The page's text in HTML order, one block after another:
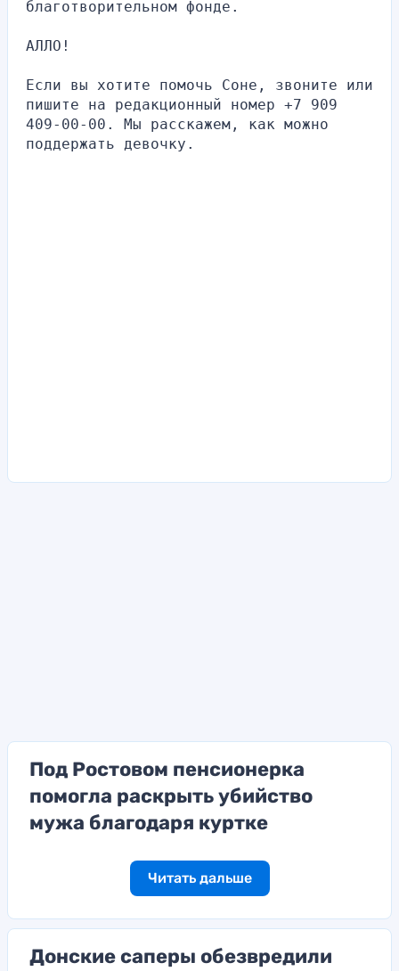
благотворительном фонде.
АЛЛО!
Если вы хотите помочь Соне, звоните или
пишите на редакционный номер +7 909
409-00-00. Мы расскажем, как можно
поддержать девочку.
Под Ростовом пенсионерка
помогла раскрыть убийство
мужа благодаря куртке
Читать дальше
Донские саперы обезвредили